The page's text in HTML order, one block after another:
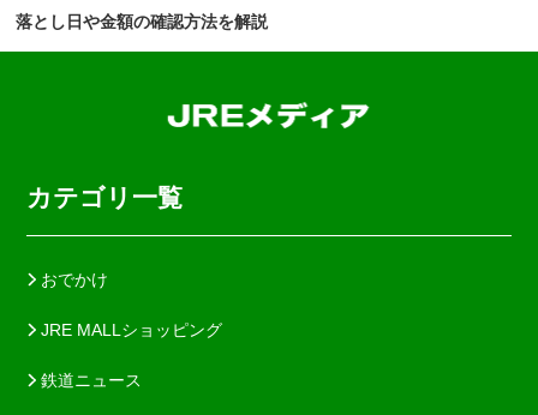
落とし日や金額の確認方法を解説
カテゴリ一覧
おでかけ
JRE MALLショッピング
鉄道ニュース